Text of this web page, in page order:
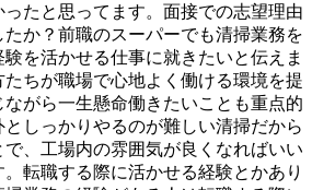
たと思ってます。面接での志望理由
か？前職のスーパーでも清掃業務を
を活かせる仕事に就きたいと伝えま
たちが職場で心地よく働ける環境を提
がら一生懸命働きたいことも重点的
しっかりやるのが難しい清掃だから
、工場内の雰囲気が良くなればいい
転職する際に活かせる経験とかあり